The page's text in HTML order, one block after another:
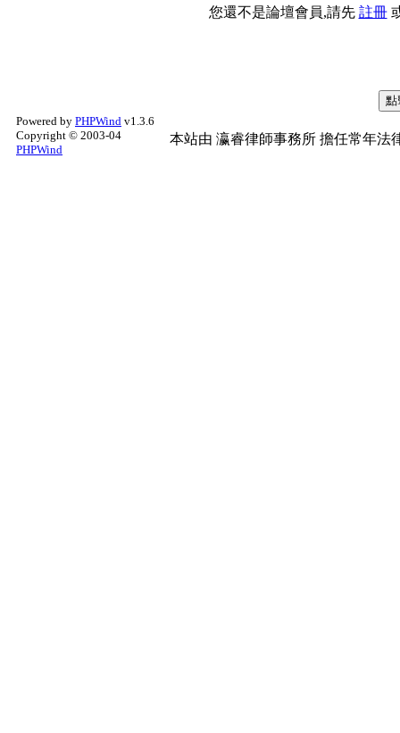
您還不是論壇會員,請先 註冊
Powered by PHPWind v1.3.6
Copyright © 2003-04
PHPWind
本站由 瀛睿律師事務所 擔任常年法